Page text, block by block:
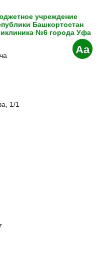
учреждение
Башкортостан
№6 города Уфа
1/1
Aa